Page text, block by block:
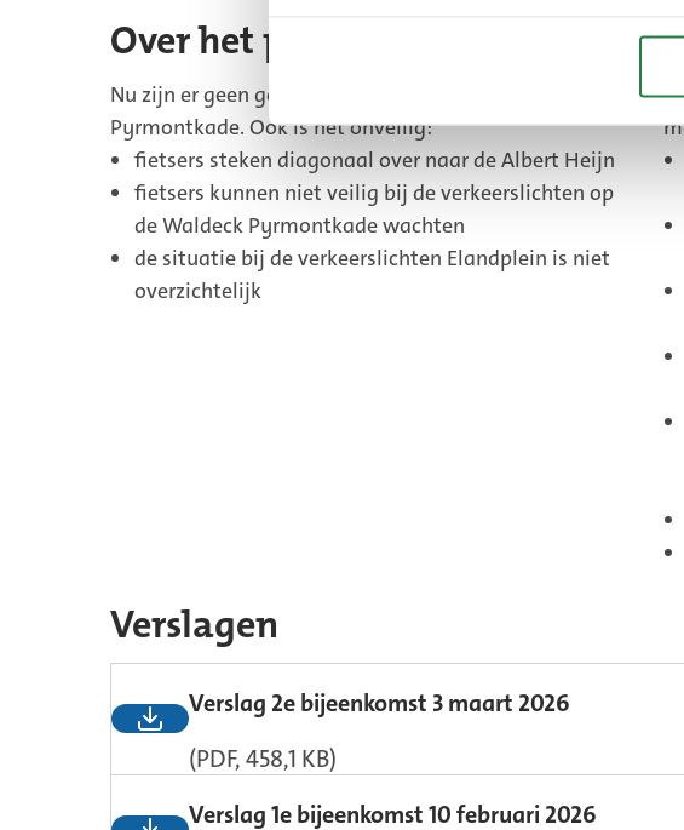
Over het project
Nu zijn er geen goede fietsroutes richting de Waldeck
Pyrmontkade. Ook is het onveilig:
fietsers steken diagonaal over naar de Albert Heijn
fietsers kunnen niet veilig bij de verkeerslichten op
de Waldeck Pyrmontkade wachten
de situatie bij de verkeerslichten Elandplein is niet
overzichtelijk
Verslagen
Verslag 2e bijeenkomst 3 maart 2026
(PDF, 458,1 KB)
Verslag 1e bijeenkomst 10 februari 2026